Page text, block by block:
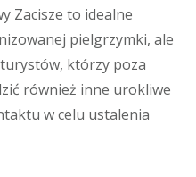
Zacisze to idealne
pielgrzymki, ale
którzy poza
również inne urokliwe
w celu ustalenia